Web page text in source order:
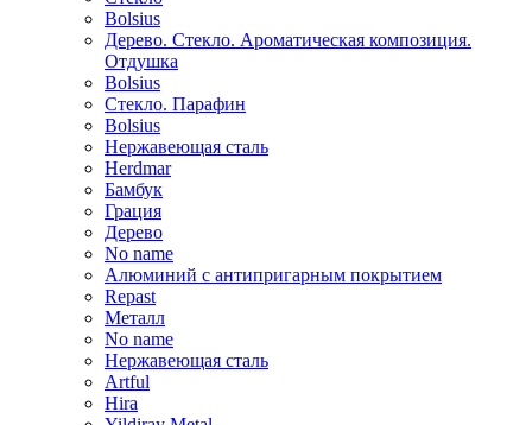
Bolsius
Дерево. Стекло. Ароматическая композиция.
Отдушка
Bolsius
Стекло. Парафин
Bolsius
Нержавеющая сталь
Herdmar
Бамбук
Грация
Дерево
No name
Алюминий с антипригарным покрытием
Repast
Металл
No name
Нержавеющая сталь
Artful
Hira